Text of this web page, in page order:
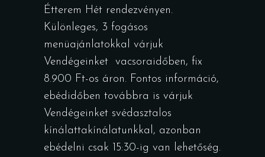
Étterem Hét rendezvényen.
Különleges, 3 fogásos
menüajánlatokkal várjuk
Vendégeinket vacsoraidőben, fix
8.900 Ft-os áron. Fontos információ,
ebédidőben továbbra is várjuk
Vendégeinket svédasztalos
kínálattakínálatunkkal, azonban
ebédelni csak 15:30-ig van lehetőség.